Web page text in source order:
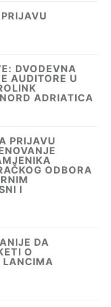
DVODEVNA
AUDITORE U
ADRIATICA
PRIJAVU
ODBORA
I
DA
O
LANCIMA